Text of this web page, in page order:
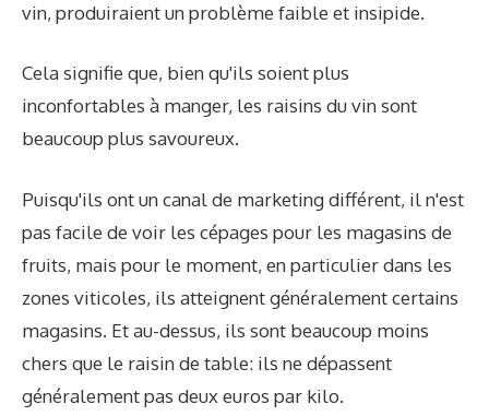
vin, produiraient un problème faible et insipide.
Cela signifie que, bien qu'ils soient plus
inconfortables à manger, les raisins du vin sont
beaucoup plus savoureux.
Puisqu'ils ont un canal de marketing différent, il n'est
pas facile de voir les cépages pour les magasins de
fruits, mais pour le moment, en particulier dans les
zones viticoles, ils atteignent généralement certains
magasins. Et au-dessus, ils sont beaucoup moins
chers que le raisin de table: ils ne dépassent
généralement pas deux euros par kilo.